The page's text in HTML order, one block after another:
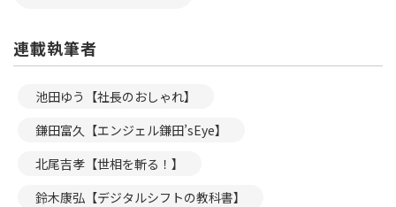
連載執筆者
池田ゆう【社長のおしゃれ】
鎌田富久【エンジェル鎌田’sEye】
北尾吉孝【世相を斬る！】
鈴木康弘【デジタルシフトの教科書】